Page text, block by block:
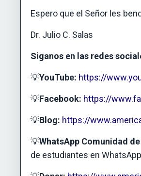
Espero que el Señor les
Dr. Julio C. Salas
Siganos en las redes
💡YouTube: https://
💡Facebook: https://
💡Blog: https://
💡WhatsApp Comunidad
de estudiantes en WhatsApp